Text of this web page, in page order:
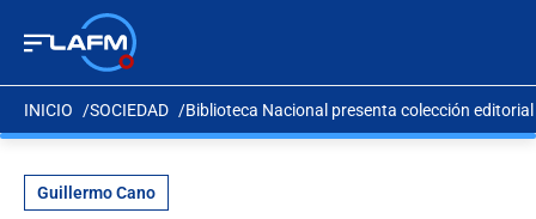
INICIO SOCIEDAD Biblioteca Nacional presenta colección
Guillermo Cano